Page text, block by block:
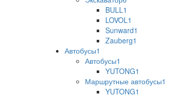
BULL1
LOVOL1
Sunward1
Zauberg1
Автобусы1
Автобусы1
YUTONG1
Маршрутные автобусы1
YUTONG1